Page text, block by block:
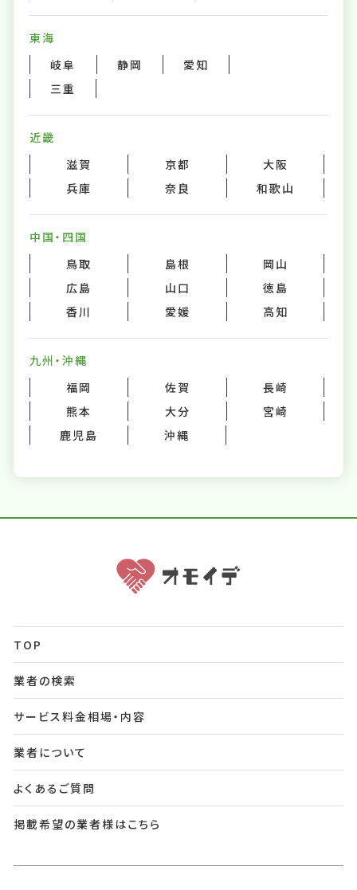
東海
岐阜
静岡
愛知
三重
近畿
滋賀
京都
大阪
兵庫
奈良 和歌山
中国・四国
鳥取
島根
岡山
広島
山口
徳島
香川
愛媛 高知
九州・沖縄
福岡
佐賀
長崎
熊本
大分
宮崎
鹿児島
沖縄
TOP
業者の検索
サービス料金相場・内容
業者について
よくあるご質問
掲載希望の業者様はこちら